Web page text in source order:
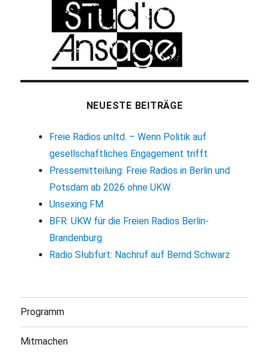
NEUESTE BEITRÄGE
Freie Radios unltd. – Wenn Politik auf
gesellschaftliches Engagement trifft
Pressemitteilung: Freie Radios in Berlin und
Potsdam ab 2026 ohne UKW
Unsexing FM
BFR: UKW für die Freien Radios Berlin-
Brandenburg
Radio Słubfurt: Nachruf auf Bernd Schwarz
Programm
Mitmachen